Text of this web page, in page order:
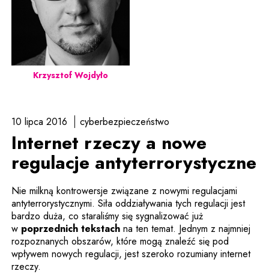
Krzysztof Wojdyło
10 lipca 2016 cyberbezpieczeństwo
Internet rzeczy a nowe
regulacje antyterrorystyczne
Nie milkną kontrowersje związane z nowymi regulacjami
antyterrorystycznymi. Siła oddziaływania tych regulacji jest
bardzo duża, co staraliśmy się sygnalizować już
w poprzednich tekstach na ten temat. Jednym z najmniej
rozpoznanych obszarów, które mogą znaleźć się pod
wpływem nowych regulacji, jest szeroko rozumiany internet
rzeczy.